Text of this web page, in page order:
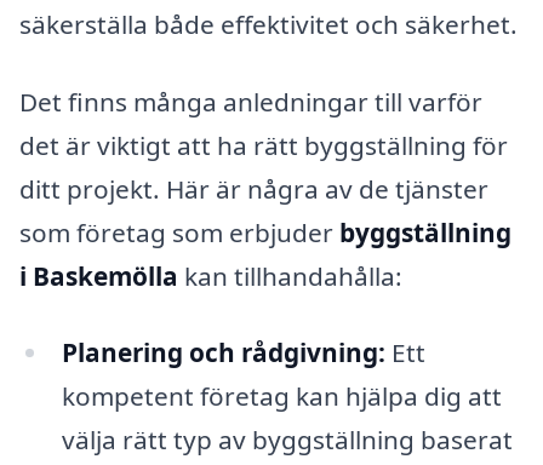
säkerställa både effektivitet och säkerhet.
Det finns många anledningar till varför
det är viktigt att ha rätt byggställning för
ditt projekt. Här är några av de tjänster
som företag som erbjuder byggställning
i Baskemölla kan tillhandahålla:
Planering och rådgivning: Ett
kompetent företag kan hjälpa dig att
välja rätt typ av byggställning baserat